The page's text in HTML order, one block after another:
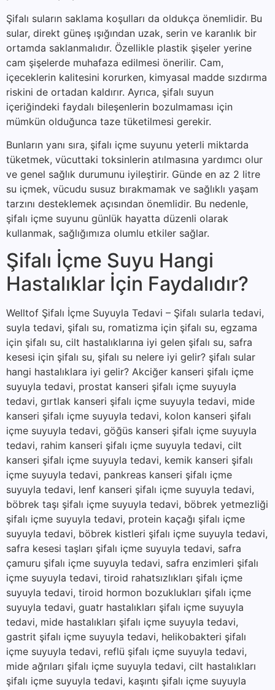
Şifalı suların saklama koşulları da oldukça önemlidir. Bu
sular, direkt güneş ışığından uzak, serin ve karanlık bir
ortamda saklanmalıdır. Özellikle plastik şişeler yerine
cam şişelerde muhafaza edilmesi önerilir. Cam,
içeceklerin kalitesini korurken, kimyasal madde sızdırma
riskini de ortadan kaldırır. Ayrıca, şifalı suyun
içeriğindeki faydalı bileşenlerin bozulmaması için
mümkün olduğunca taze tüketilmesi gerekir.
Bunların yanı sıra, şifalı içme suyunu yeterli miktarda
tüketmek, vücuttaki toksinlerin atılmasına yardımcı olur
ve genel sağlık durumunu iyileştirir. Günde en az 2 litre
su içmek, vücudu susuz bırakmamak ve sağlıklı yaşam
tarzını desteklemek açısından önemlidir. Bu nedenle,
şifalı içme suyunu günlük hayatta düzenli olarak
kullanmak, sağlığımıza olumlu etkiler sağlar.
Şifalı İçme Suyu Hangi
Hastalıklar İçin Faydalıdır?
Welltof Şifalı İçme Suyuyla Tedavi – Şifalı sularla tedavi,
suyla tedavi, şifalı su, romatizma için şifalı su, egzama
için şifalı su, cilt hastalıklarına iyi gelen şifalı su, safra
kesesi için şifalı su, şifalı su nelere iyi gelir? şifalı sular
hangi hastalıklara iyi gelir? Akciğer kanseri şifalı içme
suyuyla tedavi, prostat kanseri şifalı içme suyuyla
tedavi, gırtlak kanseri şifalı içme suyuyla tedavi, mide
kanseri şifalı içme suyuyla tedavi, kolon kanseri şifalı
içme suyuyla tedavi, göğüs kanseri şifalı içme suyuyla
tedavi, rahim kanseri şifalı içme suyuyla tedavi, cilt
kanseri şifalı içme suyuyla tedavi, kemik kanseri şifalı
içme suyuyla tedavi, pankreas kanseri şifalı içme
suyuyla tedavi, lenf kanseri şifalı içme suyuyla tedavi,
böbrek taşı şifalı içme suyuyla tedavi, böbrek yetmezliği
şifalı içme suyuyla tedavi, protein kaçağı şifalı içme
suyuyla tedavi, böbrek kistleri şifalı içme suyuyla tedavi,
safra kesesi taşları şifalı içme suyuyla tedavi, safra
çamuru şifalı içme suyuyla tedavi, safra enzimleri şifalı
içme suyuyla tedavi, tiroid rahatsızlıkları şifalı içme
suyuyla tedavi, tiroid hormon bozuklukları şifalı içme
suyuyla tedavi, guatr hastalıkları şifalı içme suyuyla
tedavi, mide hastalıkları şifalı içme suyuyla tedavi,
gastrit şifalı içme suyuyla tedavi, helikobakteri şifalı
içme suyuyla tedavi, reflü şifalı içme suyuyla tedavi,
mide ağrıları şifalı içme suyuyla tedavi, cilt hastalıkları
şifalı içme suyuyla tedavi, kaşıntı şifalı içme suyuyla